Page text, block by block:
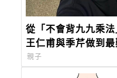
從「不會背九九乘
王仁甫與季芹做到
樣子
親子